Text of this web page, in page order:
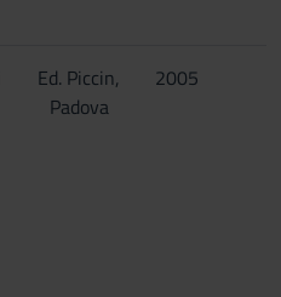
Ed. Piccin,
Padova
2005